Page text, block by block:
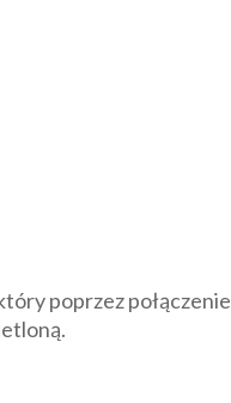
poprzez połączenie